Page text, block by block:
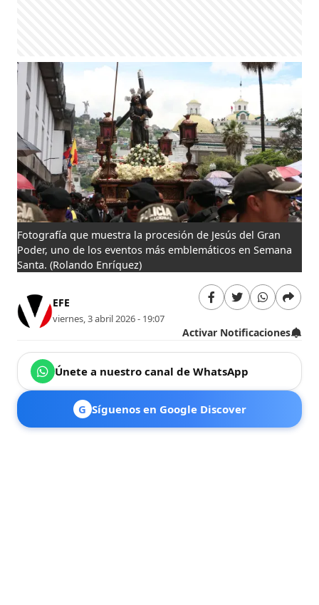
Fotografía que muestra la procesión de Jesús del Gran
Poder, uno de los eventos más emblemáticos en Semana
Santa. (Rolando Enríquez)
EFE
viernes, 3 abril 2026 - 19:07
Activar Notificaciones
Únete a nuestro canal de WhatsApp
G Síguenos en Google Discover